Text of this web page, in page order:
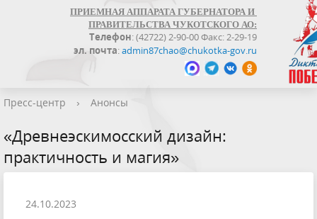
ПРИЕМНАЯ АППАРАТА ГУБЕРНАТОРА И
ПРАВИТЕЛЬСТВА ЧУКОТСКОГО АО:
Телефон: (42722) 2-90-00 Факс: 2-29-19
эл. почта:admin87chao@chukotka-gov.ru
Пресс-центр › Анонсы
«Древнеэскимосский дизайн:
практичность и магия»
24.10.2023